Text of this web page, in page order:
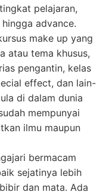
pelajaran,
advance.
make up yang
atau tema khusus,
pengantin, kelas
effect, dan lain-
di dalam dunia
mempunyai
ilmu maupun
bermacam
sejatinya lebih
dan mata. Ada